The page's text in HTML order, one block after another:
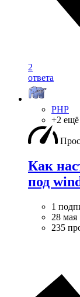
2
ответа
PHP
+2 ещё
Как
под
1
28 мая
235